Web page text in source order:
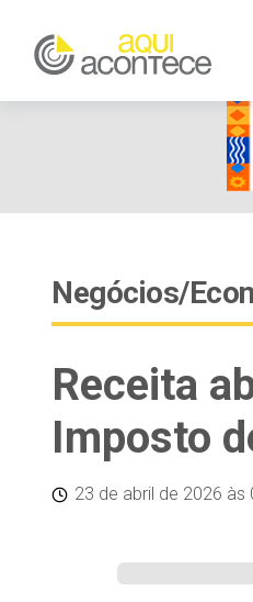
Negócios/
Receita
Imposto
23 de abril de 2026 às